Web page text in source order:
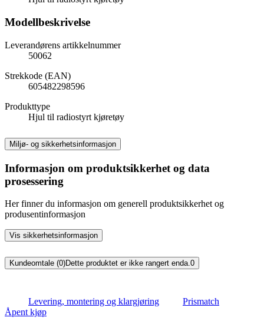
Modellbeskrivelse
Leverandørens artikkelnummer
50062
Strekkode (EAN)
605482298596
Produkttype
Hjul til radiostyrt kjøretøy
Miljø- og sikkerhetsinformasjon
Informasjon om produktsikkerhet og data
prosessering
Her finner du informasjon om generell produktsikkerhet og
produsentinformasjon
Vis sikkerhetsinformasjon
Kundeomtale (0)Dette produktet er ikke rangert enda.0
Levering, montering og klargjøring
Prismatch
Åpent kjøp